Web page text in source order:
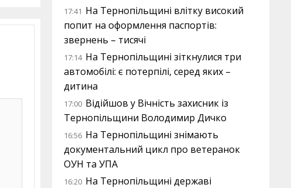
17:41 На Тернопільщині влітку високий
попит на оформлення паспортів:
звернень – тисячі
17:14 На Тернопільщині зіткнулися три
автомобілі: є потерпілі, серед яких –
дитина
17:00 Відійшов у Вічність захисник із
Тернопільщини Володимир Дичко
16:56 На Тернопільщині знімають
документальний цикл про ветеранок
ОУН та УПА
16:20 На Тернопільщині державі